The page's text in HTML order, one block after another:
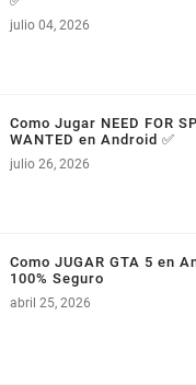
julio 04, 2026
Como Jugar NEED FOR
WANTED en Android ✅
julio 26, 2026
Como JUGAR GTA 5 en
100% Seguro
abril 25, 2026